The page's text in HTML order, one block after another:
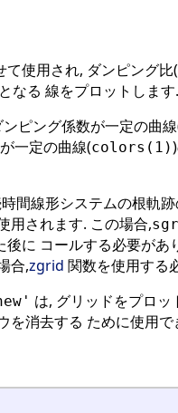
使用され, ダンピング比(
なる 線をプロットします.
ンピング係数が一定の曲
一定の曲線(colors(1)
間線形システムの根軌
用されます. この場合,
後に コールする必要があ
合,zgrid 関数を使用する
は, グリッドをプロッ
を消去する ために使用で